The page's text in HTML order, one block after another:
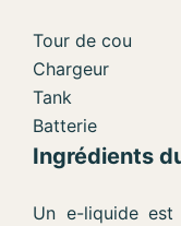
Tour de cou
Chargeur
Tank
Batterie
Ingrédients
Un e-liquide est